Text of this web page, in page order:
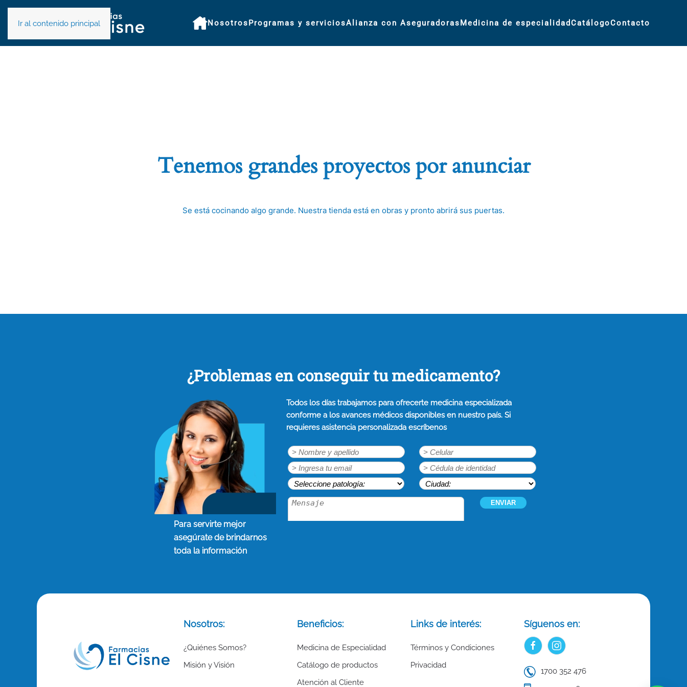
Ir al contenido principal NosotrosProgramas y serviciosAlianza con AseguradorasMedicina de especialidad CatálogoContacto
Tenemos grandes proyectos por anunciar
Se está cocinando algo grande. Nuestra tienda está en obras y pronto abrirá sus puertas.
¿Problemas en conseguir tu medicamento?
Para servirte mejor
asegúrate de brindarnos
toda la información
Todos los días trabajamos para ofrecerte medicina especializada
conforme a los avances médicos disponibles en nuestro país. Si
requieres asistencia personalizada escríbenos
Nosotros:
¿Quiénes Somos?
Misión y Visión
Beneficios:
Medicina de Especialidad
Catálogo de productos
Atención al Cliente
Links de interés:
Términos y Condiciones
Privacidad
Síguenos en:
1700 352 476